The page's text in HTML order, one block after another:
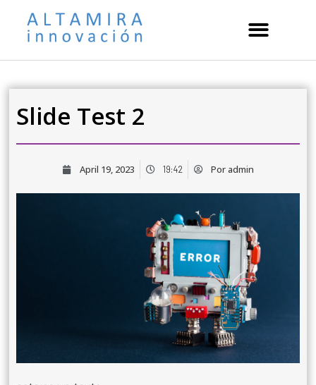
Slide Test 2
April 19, 2023 19:42 Poradmin